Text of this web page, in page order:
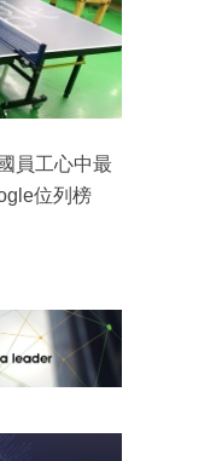
員工心中最
位列榜